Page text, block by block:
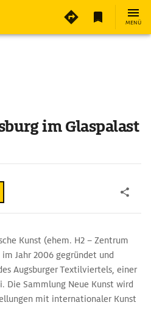
MENÜ
im Glaspalast
Kunst (ehem. H2 – Zentrum
Jahr 2006 gegründet und
Augsburger Textilviertels, einer
Die Sammlung Neue Kunst wird
mit internationaler Kunst